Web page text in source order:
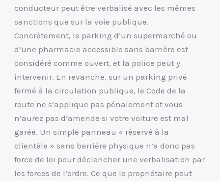
conducteur peut être verbalisé avec les mêmes
sanctions que sur la voie publique.
Concrètement, le parking d’un supermarché ou
d’une pharmacie accessible sans barrière est
considéré comme ouvert, et la police peut y
intervenir. En revanche, sur un parking privé
fermé à la circulation publique, le Code de la
route ne s’applique pas pénalement et vous
n’aurez pas d’amende si votre voiture est mal
garée. Un simple panneau « réservé à la
clientèle » sans barrière physique n’a donc pas
force de loi pour déclencher une verbalisation par
les forces de l’ordre. Ce que le propriétaire peut